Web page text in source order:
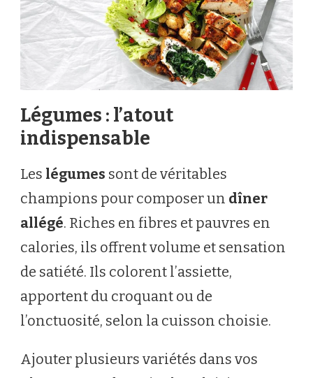
Légumes : l’atout
indispensable
Les légumes sont de véritables
champions pour composer un dîner
allégé. Riches en fibres et pauvres en
calories, ils offrent volume et sensation
de satiété. Ils colorent l’assiette,
apportent du croquant ou de
l’onctuosité, selon la cuisson choisie.
Ajouter plusieurs variétés dans vos